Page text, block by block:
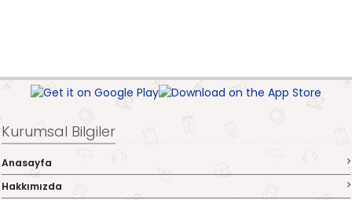
Kurumsal Bilgiler
Anasayfa
Hakkımızda